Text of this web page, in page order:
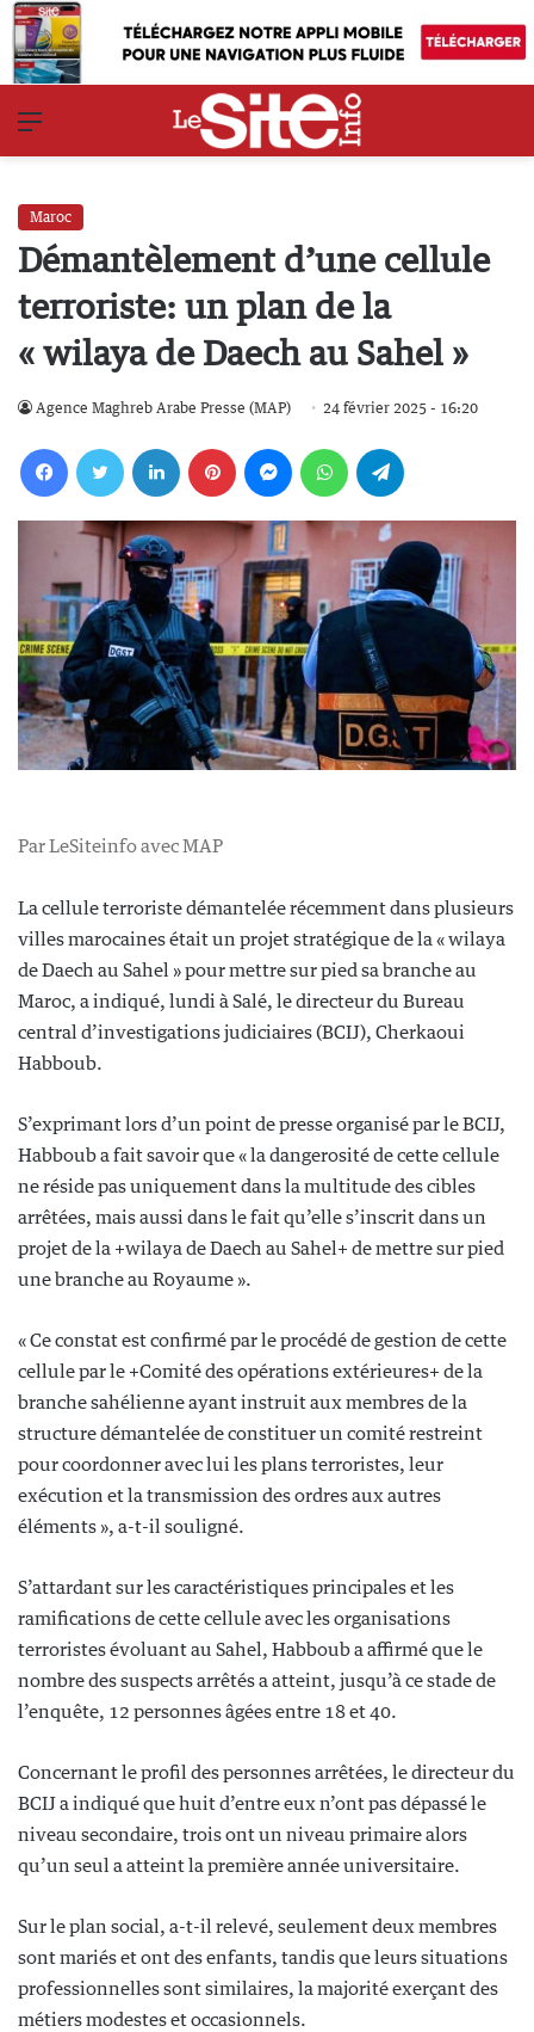
Maroc
Démantèlement d’une cellule
terroriste: un plan de la
« wilaya de Daech au Sahel »
Agence Maghreb Arabe Presse (MAP) 24 février 2025 - 16:20
Par LeSiteinfo avec MAP
La cellule terroriste démantelée récemment dans plusieurs
villes marocaines était un projet stratégique de la « wilaya
de Daech au Sahel » pour mettre sur pied sa branche au
Maroc, a indiqué, lundi à Salé, le directeur du Bureau
central d’investigations judiciaires (BCIJ), Cherkaoui
Habboub.
S’exprimant lors d’un point de presse organisé par le BCIJ,
Habboub a fait savoir que « la dangerosité de cette cellule
ne réside pas uniquement dans la multitude des cibles
arrêtées, mais aussi dans le fait qu’elle s’inscrit dans un
projet de la +wilaya de Daech au Sahel+ de mettre sur pied
une branche au Royaume ».
« Ce constat est confirmé par le procédé de gestion de cette
cellule par le +Comité des opérations extérieures+ de la
branche sahélienne ayant instruit aux membres de la
structure démantelée de constituer un comité restreint
pour coordonner avec lui les plans terroristes, leur
exécution et la transmission des ordres aux autres
éléments », a-t-il souligné.
S’attardant sur les caractéristiques principales et les
ramifications de cette cellule avec les organisations
terroristes évoluant au Sahel, Habboub a affirmé que le
nombre des suspects arrêtés a atteint, jusqu’à ce stade de
l’enquête, 12 personnes âgées entre 18 et 40.
Concernant le profil des personnes arrêtées, le directeur du
BCIJ a indiqué que huit d’entre eux n’ont pas dépassé le
niveau secondaire, trois ont un niveau primaire alors
qu’un seul a atteint la première année universitaire.
Sur le plan social, a-t-il relevé, seulement deux membres
sont mariés et ont des enfants, tandis que leurs situations
professionnelles sont similaires, la majorité exerçant des
métiers modestes et occasionnels.